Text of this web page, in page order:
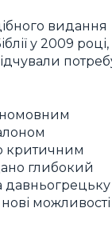
видання
у 2009 році,
критичним
глибокий
давньогрецьку
можливості